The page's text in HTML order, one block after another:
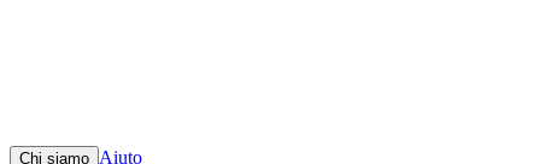
Chi siamo Aiuto